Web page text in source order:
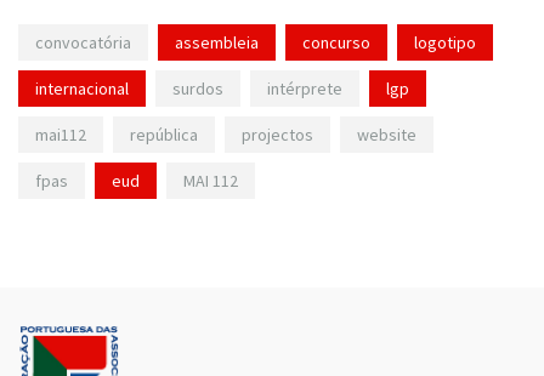
convocatória assembleia concurso logotipo
internacional surdos intérprete lgp
mai112 república projectos website
fpas eud MAI 112